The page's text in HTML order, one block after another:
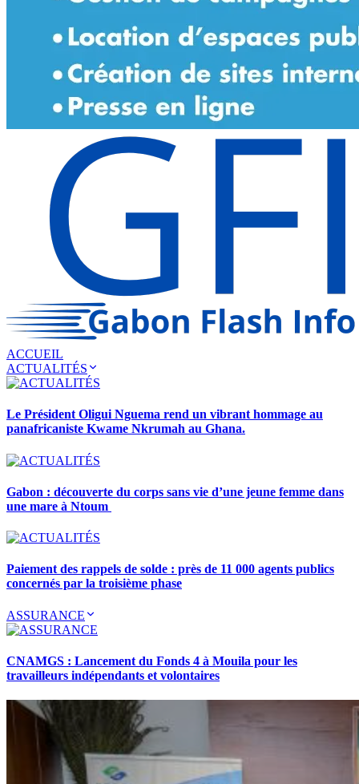
ACCUEIL
ACTUALITÉS
Le Président Oligui Nguema rend un vibrant hommage au
panafricaniste Kwame Nkrumah au Ghana.
Gabon : découverte du corps sans vie d’une jeune femme dans
une mare à Ntoum
Paiement des rappels de solde : près de 11 000 agents publics
concernés par la troisième phase
ASSURANCE
CNAMGS : Lancement du Fonds 4 à Mouila pour les
travailleurs indépendants et volontaires